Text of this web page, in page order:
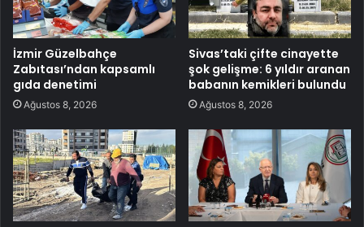
İzmir Güzelbahçe
Zabıtası’ndan kapsamlı
gıda denetimi
Ağustos 8, 2026
Sivas’taki çifte cinayette
şok gelişme: 6 yıldır aranan
babanın kemikleri bulundu
Ağustos 8, 2026